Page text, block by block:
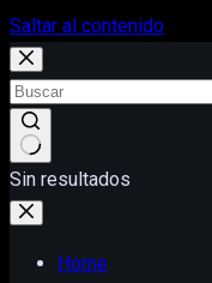
Saltar al contenido
Sin resultados
Home